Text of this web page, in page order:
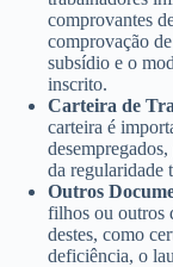
comprovantes
comprovação
subsídio e o
inscrito.
Carteira de
carteira é
da regularidade
Outros
filhos ou outros
destes, como
deficiência, o